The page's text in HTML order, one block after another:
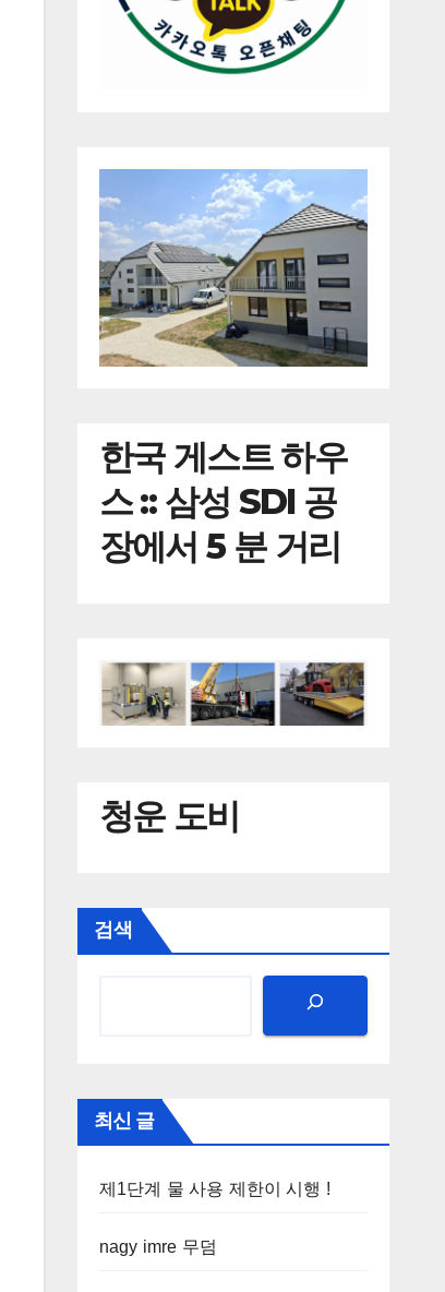
한국 게스트 하우
스 :: 삼성 SDI 공
장에서 5 분 거리
청운 도비
검색
최신 글
제1단계 물 사용 제한이 시행 !
nagy imre 무덤